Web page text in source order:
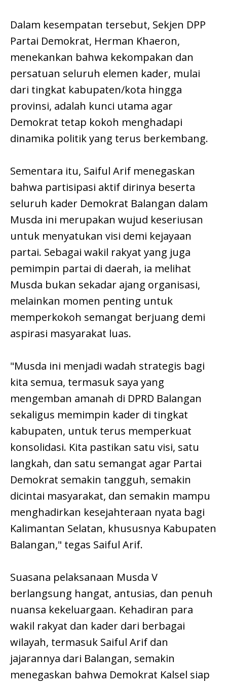
Dalam kesempatan tersebut, Sekjen DPP
Partai Demokrat, Herman Khaeron,
menekankan bahwa kekompakan dan
persatuan seluruh elemen kader, mulai
dari tingkat kabupaten/kota hingga
provinsi, adalah kunci utama agar
Demokrat tetap kokoh menghadapi
dinamika politik yang terus berkembang.
Sementara itu, Saiful Arif menegaskan
bahwa partisipasi aktif dirinya beserta
seluruh kader Demokrat Balangan dalam
Musda ini merupakan wujud keseriusan
untuk menyatukan visi demi kejayaan
partai. Sebagai wakil rakyat yang juga
pemimpin partai di daerah, ia melihat
Musda bukan sekadar ajang organisasi,
melainkan momen penting untuk
memperkokoh semangat berjuang demi
aspirasi masyarakat luas.
"Musda ini menjadi wadah strategis bagi
kita semua, termasuk saya yang
mengemban amanah di DPRD Balangan
sekaligus memimpin kader di tingkat
kabupaten, untuk terus memperkuat
konsolidasi. Kita pastikan satu visi, satu
langkah, dan satu semangat agar Partai
Demokrat semakin tangguh, semakin
dicintai masyarakat, dan semakin mampu
menghadirkan kesejahteraan nyata bagi
Kalimantan Selatan, khususnya Kabupaten
Balangan," tegas Saiful Arif.
Suasana pelaksanaan Musda V
berlangsung hangat, antusias, dan penuh
nuansa kekeluargaan. Kehadiran para
wakil rakyat dan kader dari berbagai
wilayah, termasuk Saiful Arif dan
jajarannya dari Balangan, semakin
menegaskan bahwa Demokrat Kalsel siap